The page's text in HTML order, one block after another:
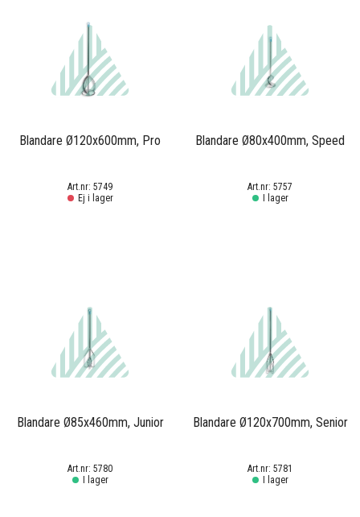
Blandare Ø120x600mm, Pro
5749
Ej i lager
Blandare Ø80x400mm, Speed
5757
I lager
Blandare Ø85x460mm, Junior
5780
I lager
Blandare Ø120x700mm, Senior
5781
I lager